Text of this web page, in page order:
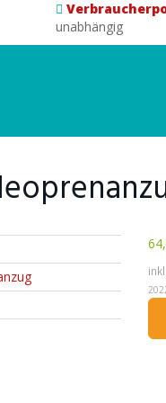
unabhängig